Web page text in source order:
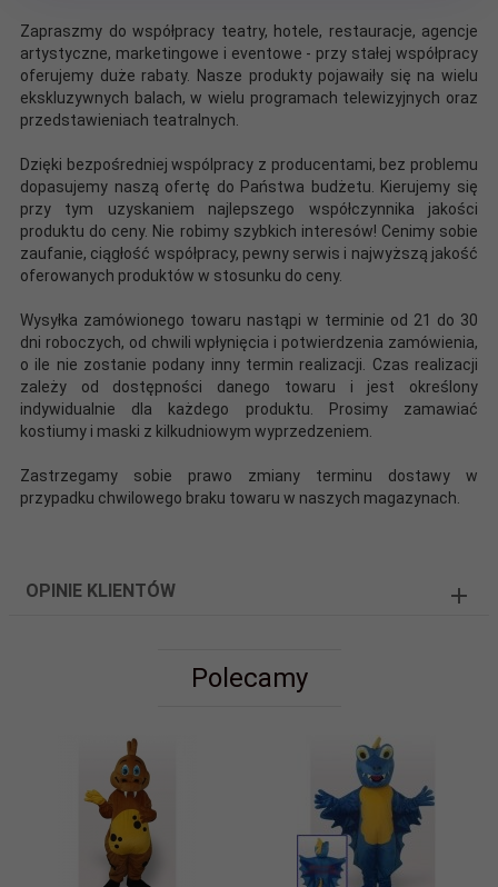
Zapraszmy do współpracy teatry, hotele, restauracje, agencje
artystyczne, marketingowe i eventowe - przy stałej współpracy
oferujemy duże rabaty. Nasze produkty pojawaiły się na wielu
ekskluzywnych balach, w wielu programach telewizyjnych oraz
przedstawieniach teatralnych.
Dzięki bezpośredniej wspólpracy z producentami, bez problemu
dopasujemy naszą ofertę do Państwa budżetu. Kierujemy się
przy tym uzyskaniem najlepszego współczynnika jakości
produktu do ceny. Nie robimy szybkich interesów! Cenimy sobie
zaufanie, ciągłość współpracy, pewny serwis i najwyższą jakość
oferowanych produktów w stosunku do ceny.
Wysyłka zamówionego towaru nastąpi w terminie od 21 do 30
dni roboczych, od chwili wpłynięcia i potwierdzenia zamówienia,
o ile nie zostanie podany inny termin realizacji. Czas realizacji
zależy od dostępności danego towaru i jest określony
indywidualnie dla każdego produktu. Prosimy zamawiać
kostiumy i maski z kilkudniowym wyprzedzeniem.
Zastrzegamy sobie prawo zmiany terminu dostawy w
przypadku chwilowego braku towaru w naszych magazynach.
OPINIE KLIENTÓW
Polecamy